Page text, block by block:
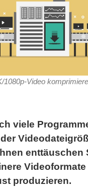
1080p-Video
viele
enttäuschen
produzieren.